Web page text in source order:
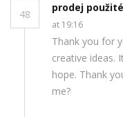
48
prodej
at 19:16
Thank you for
creative ideas.
hope. Thank
me?